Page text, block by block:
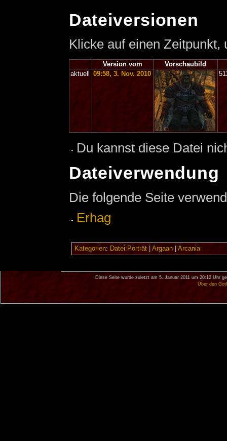
Dateiversionen
Klicke auf einen
Version vom
Vorschaubild
aktuell
09:58, 3. Nov. 2010
Du kannst diese Datei
Dateiverwendung
Die folgende Seite
Erhag
Kategorien: Datei:Porträt| Argaan| Arcania
Diese Seite wurde zuletzt am 5. Januar 2011 um 20:12 Uhr
Über den